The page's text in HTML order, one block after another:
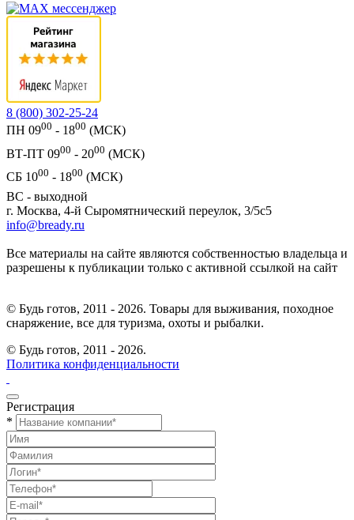
8 (800) 302-25-24
ПН 0900 - 1800 (МСК)
ВТ-ПТ 0900 - 2000 (МСК)
СБ 1000 - 1800 (МСК)
ВС - выходной
г. Москва, 4-й Сыромятнический переулок, 3/5с5
info@bready.ru
Все материалы на сайте являются собственностью владельца и
разрешены к публикации только с активной ссылкой на сайт
© Будь готов, 2011 - 2026. Товары для выживания, походное
снаряжение, все для туризма, охоты и рыбалки.
© Будь готов, 2011 - 2026.
Политика конфиденциальности
Регистрация
*